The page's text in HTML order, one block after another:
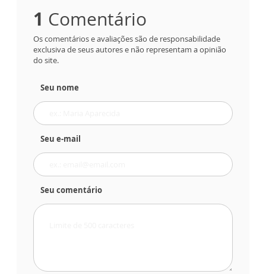
1 Comentário
Os comentários e avaliações são de responsabilidade
exclusiva de seus autores e não representam a opinião
do site.
Seu nome
Seu e-mail
Seu comentário